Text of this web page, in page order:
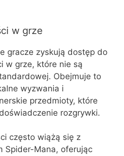
w grze
gracze zyskują dostęp do
w grze, które nie są
Obejmuje to
wyzwania i
przedmioty, które
rozgrywki.
często wiążą się z
Spider-Mana, oferując